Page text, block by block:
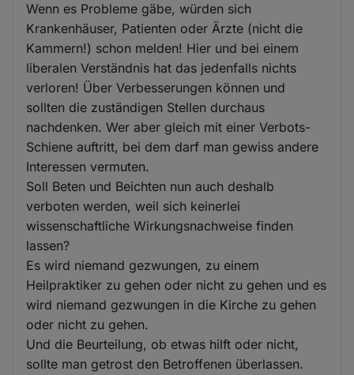
Wenn es Probleme gäbe, würden sich
Krankenhäuser, Patienten oder Ärzte (nicht die
Kammern!) schon melden! Hier und bei einem
liberalen Verständnis hat das jedenfalls nichts
verloren! Über Verbesserungen können und
sollten die zuständigen Stellen durchaus
nachdenken. Wer aber gleich mit einer Verbots-
Schiene auftritt, bei dem darf man gewiss andere
Interessen vermuten.
Soll Beten und Beichten nun auch deshalb
verboten werden, weil sich keinerlei
wissenschaftliche Wirkungsnachweise finden
lassen?
Es wird niemand gezwungen, zu einem
Heilpraktiker zu gehen oder nicht zu gehen und es
wird niemand gezwungen in die Kirche zu gehen
oder nicht zu gehen.
Und die Beurteilung, ob etwas hilft oder nicht,
sollte man getrost den Betroffenen überlassen.